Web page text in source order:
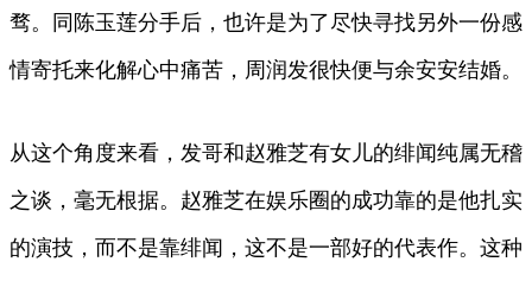
骛。同陈玉莲分手后，也许是为了尽快寻找另外一份感
情寄托来化解心中痛苦，周润发很快便与余安安结婚。
从这个角度来看，发哥和赵雅芝有女儿的绯闻纯属无稽
之谈，毫无根据。赵雅芝在娱乐圈的成功靠的是他扎实
的演技，而不是靠绯闻，这不是一部好的代表作。这种